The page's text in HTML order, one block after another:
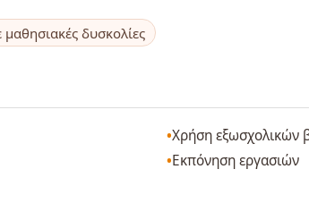
δυσκολίες
Χρήση εξωσχολικών
Εκπόνηση εργασιών